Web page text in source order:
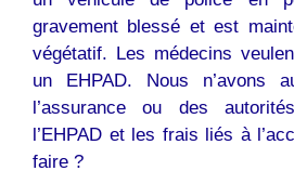
gravement blessé et est
végétatif. Les médecins
un EHPAD. Nous n’avons
l’assurance ou des
l’EHPAD et les frais liés à
faire ?